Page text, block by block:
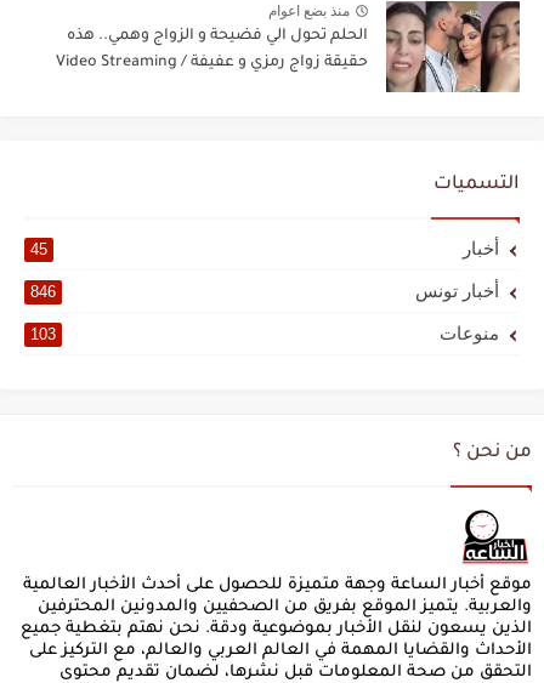
منذ بضع اعوام
الحلم تحول الي فضيحة و الزواج وهمي.. هذه
حقيقة زواج رمزي و عفيفة / Video Streaming
التسميات
أخبار 45
أخبار تونس 846
منوعات 103
من نحن ؟
موقع أخبار الساعة وجهة متميزة للحصول على أحدث الأخبار العالمية
والعربية. يتميز الموقع بفريق من الصحفيين والمدونين المحترفين
الذين يسعون لنقل الأخبار بموضوعية ودقة. نحن نهتم بتغطية جميع
الأحداث والقضايا المهمة في العالم العربي والعالم، مع التركيز على
التحقق من صحة المعلومات قبل نشرها، لضمان تقديم محتوى